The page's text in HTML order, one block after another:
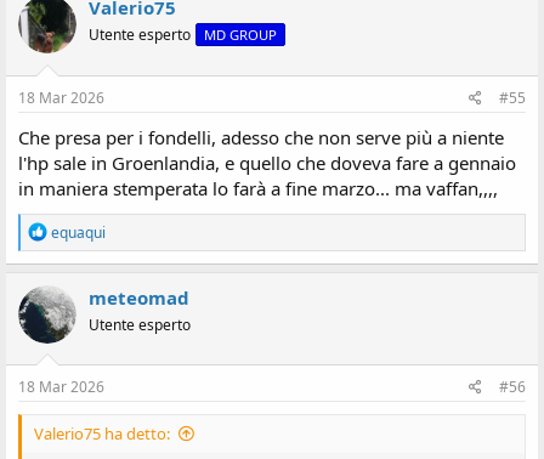
o
n
i
:
Valerio75
Utente esperto MD GROUP
18 Mar 2026 #55
Che presa per i fondelli, adesso che non serve più a niente
l'hp sale in Groenlandia, e quello che doveva fare a gennaio
in maniera stemperata lo farà a fine marzo... ma vaffan,,,,
R
e
a
z
i
o
n
i
:
equaqui
meteomad
Utente esperto
18 Mar 2026 #56
Valerio75 ha detto: